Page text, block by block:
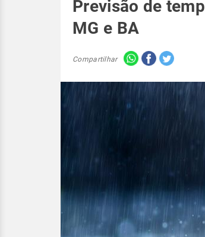
Previsão de
MG e BA
Compartilhar